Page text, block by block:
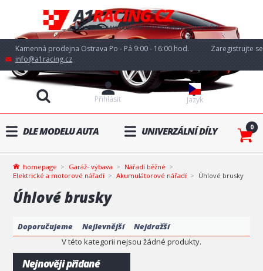
Kamenná prodejna Ostrava Po - Pá 9:00 - 16:00 hod.
info@a1racing.cz
Jazyk
Přihlásit
Zaregistrujte se
DLE MODELU AUTA UNIVERZÁLNÍ DÍLY 0
homepage Garáž- výbava
Nářadí běžné
Elektrické a motorové nářadí
Akumulátorové nářadí Úhlové brusky
Úhlové brusky
Doporučujeme Nejlevnější
Nejdražší
V této kategorii nejsou žádné produkty.
Nejnověji přidané